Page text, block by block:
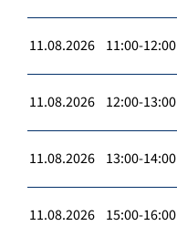
11.08.2026 11:00-12:00
11.08.2026 12:00-13:00
11.08.2026 13:00-14:00
11.08.2026 15:00-16:00